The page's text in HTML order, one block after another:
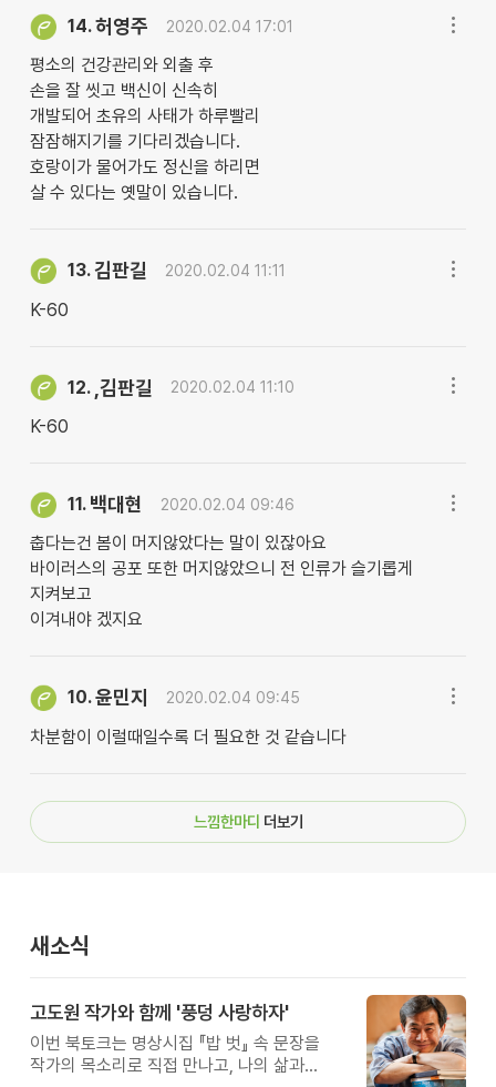
14.허영주 2020.02.04 17:01
평소의 건강관리와 외출 후
손을 잘 씻고 백신이 신속히
개발되어 초유의 사태가 하루빨리
잠잠해지기를 기다리겠습니다.
호랑이가 물어가도 정신을 하리면
살 수 있다는 옛말이 있습니다.
13.김판길 2020.02.04 11:11
K-60
12. ,김판길 2020.02.04 11:10
K-60
11. 백대현 2020.02.04 09:46
춥다는건 봄이 머지않았다는 말이 있잖아요
바이러스의 공포 또한 머지않았으니 전 인류가 슬기롭게
지켜보고
이겨내야 겠지요
10.윤민지 2020.02.04 09:45
차분함이 이럴때일수록 더 필요한 것 같습니다
느낌한마디 더보기
새소식
고도원 작가와 함께 '풍덩 사랑하자'
이번 북토크는 명상시집 『밥 벗』 속 문장을
작가의 목소리로 직접 만나고, 나의 삶과